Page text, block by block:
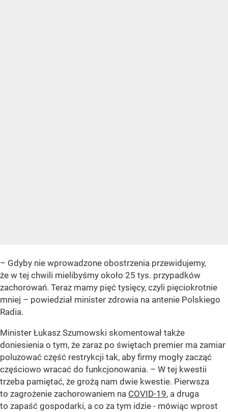
– Gdyby nie wprowadzone obostrzenia przewidujemy,
że w tej chwili mielibyśmy około 25 tys. przypadków
zachorowań. Teraz mamy pięć tysięcy, czyli pięciokrotnie
mniej – powiedział minister zdrowia na antenie Polskiego
Radia.
Minister Łukasz Szumowski skomentował także
doniesienia o tym, że zaraz po świętach premier ma zamiar
poluzować część restrykcji tak, aby firmy mogły zacząć
częściowo wracać do funkcjonowania. – W tej kwestii
trzeba pamiętać, że grożą nam dwie kwestie. Pierwsza
to zagrożenie zachorowaniem na COVID-19, a druga
to zapaść gospodarki, a co za tym idzie - mówiąc wprost